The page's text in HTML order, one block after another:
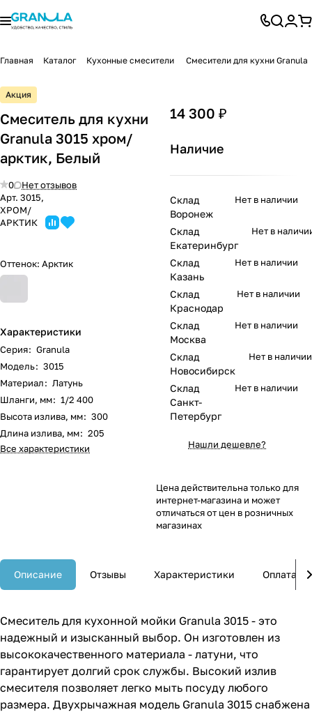
Главная Каталог Кухонные смесители Смесители для кухни Granula
Акция
Смеситель для кухни
Granula 3015 хром/
арктик, Белый
0
Нет отзывов
Арт. 3015,
XРОМ/
АРКТИК
Оттенок: Арктик
Характеристики
Серия: Granula
Модель: 3015
Материал: Латунь
Шланги, мм: 1/2 400
Высота излива, мм: 300
Длина излива, мм: 205
Все характеристики
14 300 ₽
Наличие
Склад
Воронеж
Нет в наличии
Склад
Екатеринбург
Нет в
Склад
Казань
Нет в наличии
Склад
Краснодар
Нет в наличии
Склад
Москва
Нет в наличии
Склад
Новосибирск
Нет в наличии
Склад
Санкт-
Петербург
Нет в наличии
Нашли дешевле?
Цена действительна только для
интернет-магазина и может
отличаться от цен в розничных
магазинах
Описание Отзывы Характеристики Оплата
Смеситель для кухонной мойки Granula 3015 - это
надежный и изысканный выбор. Он изготовлен из
высококачественного материала - латуни, что
гарантирует долгий срок службы. Высокий излив
смесителя позволяет легко мыть посуду любого
размера. Двухрычажная модель Granula 3015 снабжена